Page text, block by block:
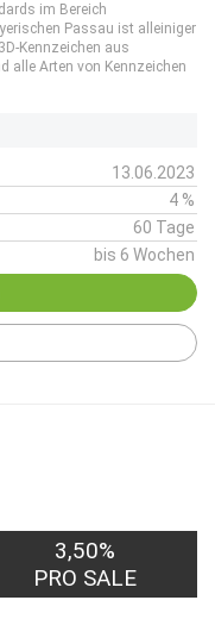
im Bereich
Passau ist alleiniger
Kennzeichen aus
alle Arten von Kennzeichen
13.06.2023
4 %
60 Tage
bis 6 Wochen
3,50%
PRO SALE